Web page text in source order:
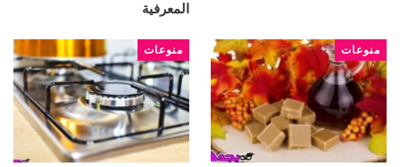
المعرفية
منوعات منوعات